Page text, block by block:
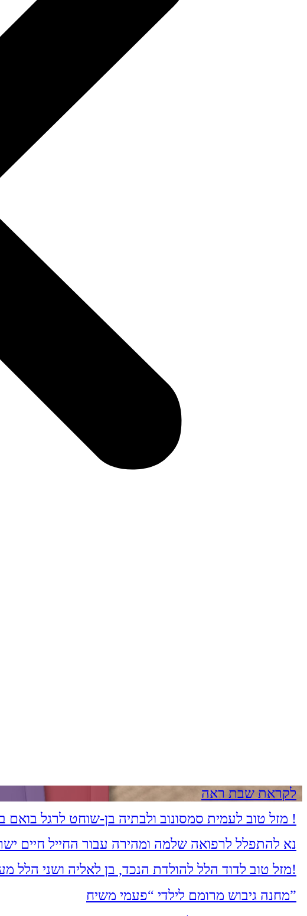
לקראת שבת ראה
מזל טוב לעמית סמסונוב ולבתיה בן-שוחט לרגל בואם בקשרי השידוכין. שיזכו להקים בית נאמן בישראל על אדני התורה והחסידות !
נא להתפלל לרפואה שלמה ומהירה עבור החייל חיים
מזל טוב לדוד הלל להולדת הנכד, בן לאליה ושני הלל מעמיחי. שיגדל להיות חסיד, ירא-שמים ולמדן!
מחנה גיבוש מרומם לילדי “פעמי משיח”